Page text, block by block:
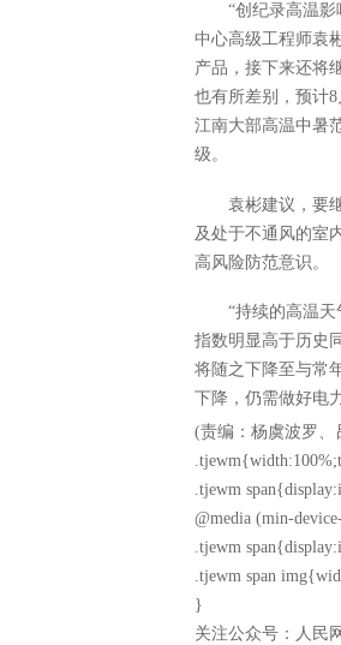
“创纪录高温
中心高级工程师袁
产品，接下来还将
也有所差别，预计
江南大部高温中暑
级。
袁彬建议，要
及处于不通风的室
高风险防范意识。
“持续的高温
指数明显高于历史
将随之下降至与常
下降，仍需做好电
(责编：杨虞波罗、
.tjewm
@media (min-
.tjewm
.tjewm span
}
关注公众号：人民